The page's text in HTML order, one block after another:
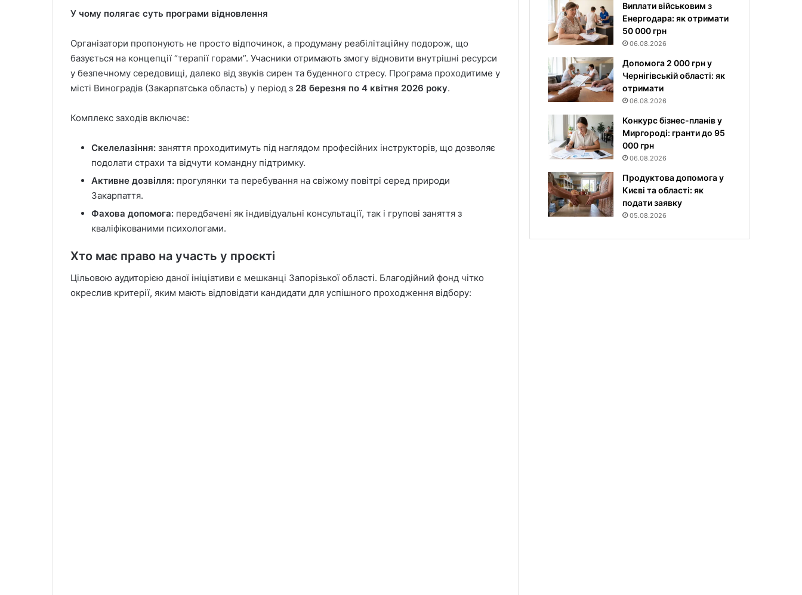
У чому полягає суть програми відновлення
Організатори пропонують не просто відпочинок, а продуману реабілітаційну подорож, що
базується на концепції “терапії горами”. Учасники отримають змогу відновити внутрішні ресурси
у безпечному середовищі, далеко від звуків сирен та буденного стресу. Програма проходитиме у
місті Виноградів (Закарпатська область) у період з 28 березня по 4 квітня 2026 року.
Комплекс заходів включає:
Скелелазіння: заняття проходитимуть під наглядом професійних інструкторів, що дозволяє
подолати страхи та відчути командну підтримку.
Активне дозвілля: прогулянки та перебування на свіжому повітрі серед природи
Закарпаття.
Фахова допомога: передбачені як індивідуальні консультації, так і групові заняття з
кваліфікованими психологами.
Хто має право на участь у проєкті
Цільовою аудиторією даної ініціативи є мешканці Запорізької області. Благодійний фонд чітко
окреслив критерії, яким мають відповідати кандидати для успішного проходження відбору:
Виплати військовим з
Енергодара: як отримати
50 000 грн
06.08.2026
Допомога 2 000 грн у
Чернігівській області: як
отримати
06.08.2026
Конкурс бізнес-планів у
Миргороді: гранти до 95
000 грн
06.08.2026
Продуктова допомога у
Києві та області: як
подати заявку
05.08.2026